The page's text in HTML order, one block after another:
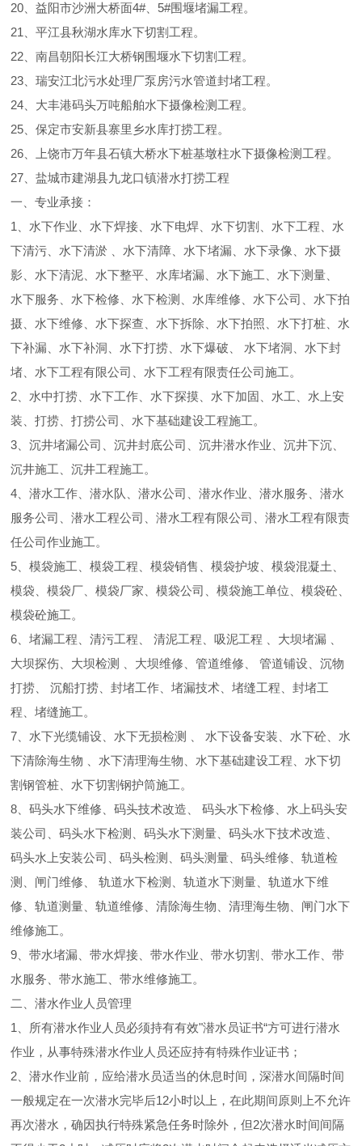
20、益阳市沙洲大桥面4#、5#围堰堵漏工程。
21、平江县秋湖水库水下切割工程。
22、南昌朝阳长江大桥钢围堰水下切割工程。
23、瑞安江北污水处理厂泵房污水管道封堵工程。
24、大丰港码头万吨船舶水下摄像检测工程。
25、保定市安新县寨里乡水库打捞工程。
26、上饶市万年县石镇大桥水下桩基墩柱水下摄像检测工程。
27、盐城市建湖县九龙口镇潜水打捞工程
一、专业承接：
1、水下作业、水下焊接、水下电焊、水下切割、水下工程、水
下清污、水下清淤 、水下清障、水下堵漏、水下录像、水下摄
影、水下清泥、水下整平、水库堵漏、水下施工、水下测量、
水下服务、水下检修、水下检测、水库维修、水下公司、水下拍
摄、水下维修、水下探查、水下拆除、水下拍照、水下打桩、水
下补漏、水下补洞、水下打捞、水下爆破、 水下堵洞、水下封
堵、水下工程有限公司、水下工程有限责任公司施工。
2、水中打捞、水下工作、水下探摸、水下加固、水工、水上安
装、打捞、打捞公司、水下基础建设工程施工。
3、沉井堵漏公司、沉井封底公司、沉井潜水作业、沉井下沉、
沉井施工、沉井工程施工。
4、潜水工作、潜水队、潜水公司、潜水作业、潜水服务、潜水
服务公司、潜水工程公司、潜水工程有限公司、潜水工程有限责
任公司作业施工。
5、模袋施工、模袋工程、模袋销售、模袋护坡、模袋混凝土、
模袋、模袋厂、模袋厂家、模袋公司、模袋施工单位、模袋砼、
模袋砼施工。
6、堵漏工程、清污工程、 清泥工程、吸泥工程 、大坝堵漏 、
大坝探伤、大坝检测 、大坝维修、管道维修、 管道铺设、沉物
打捞、 沉船打捞、封堵工作、堵漏技术、堵缝工程、封堵工
程、堵缝施工。
7、水下光缆铺设、水下无损检测 、 水下设备安装、水下砼、水
下清除海生物 、水下清理海生物、水下基础建设工程、水下切
割钢管桩、水下切割钢护筒施工。
8、码头水下维修、码头技术改造、 码头水下检修、水上码头安
装公司、码头水下检测、码头水下测量、码头水下技术改造、
码头水上安装公司、码头检测、码头测量、码头维修、轨道检
测、闸门维修、 轨道水下检测、轨道水下测量、轨道水下维
修、轨道测量、轨道维修、清除海生物、清理海生物、闸门水下
维修施工。
9、带水堵漏、带水焊接、带水作业、带水切割、带水工作、带
水服务、带水施工、带水维修施工。
二、潜水作业人员管理
1、所有潜水作业人员必须持有有效"潜水员证书“方可进行潜水
作业，从事特殊潜水作业人员还应持有特殊作业证书；
2、潜水作业前，应给潜水员适当的休息时间，深潜水间隔时间
一般规定在一次潜水完毕后12小时以上，在此期间原则上不允许
再次潜水，确因执行特殊紧急任务时除外，但2次潜水时间间隔